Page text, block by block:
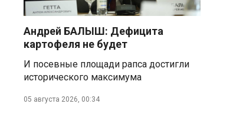
самых популярных зарубежных
городов у российских туристов
Минобороны РФ: при
освобождении Анискино ВСУ
военных сдалась в плен
Андрей БАЛЫШ: Дефицита
картофеля не будет
И посевные площади рапса достигли
исторического максимума
05 августа 2026, 00:34